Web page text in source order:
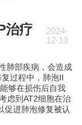
治疗
2024-
12-13
肺部疾病，会造成
过程中，肺泡II
够在损伤后自我
虑到AT2细胞在治
促进肺泡修复被认